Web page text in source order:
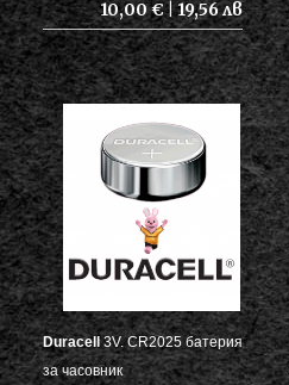
10,00 € | 19,56 лв
Duracell3V. CR2025 батерия
за часовник